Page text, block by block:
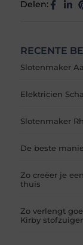
Delen:
RECENTE
Slotenmaker
Elektricien
Slotenmaker
De beste
Zo creëer je
thuis
Zo verlengt
Kirby stofzuiger